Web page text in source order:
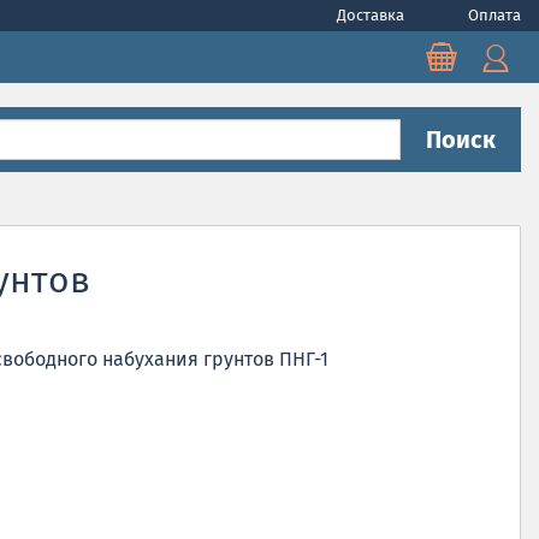
Доставка Оплата
Поиск
набухания грунтов ПНГ-1